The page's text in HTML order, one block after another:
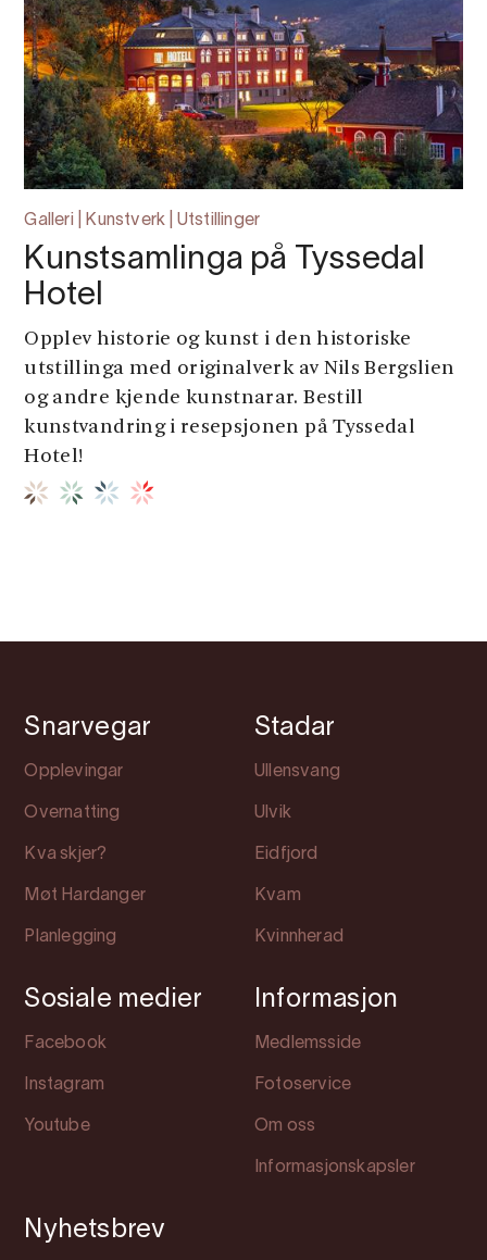
Galleri | Kunstverk | Utstillinger
Kunstsamlinga på Tyssedal
Hotel
Opplev historie og kunst i den historiske
utstillinga med originalverk av Nils Bergslien
og andre kjende kunstnarar. Bestill
kunstvandring i resepsjonen på Tyssedal
Hotel!
Snarvegar
Opplevingar
Overnatting
Kva skjer?
Møt Hardanger
Planlegging
Stadar
Ullensvang
Ulvik
Eidfjord
Kvam
Kvinnherad
Sosiale medier
Facebook
Instagram
Youtube
Informasjon
Medlemsside
Fotoservice
Om oss
Informasjonskapsler
Nyhetsbrev